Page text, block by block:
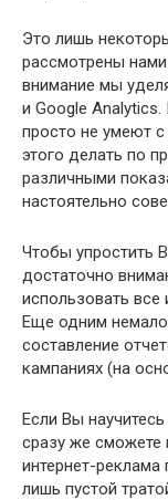
Это лишь
рассмотрены
внимание мы
и Google
просто не умеют
этого делать по
различными
настоятельно
Чтобы упростить
достаточно
использовать все
Еще одним
составление
кампаниях (на
Если Вы
сразу же сможете
интернет-
лишь пустой